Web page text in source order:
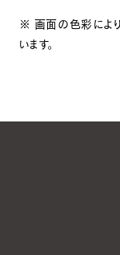
※ 画面の色彩によ
います。